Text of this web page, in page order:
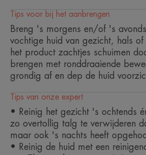
Met zijn zuiverende
dankzij het feit dat hij
wordt verdragen door
de ogen, is dit de
reinigende gel voor
acnegevoelige
Tips voor bij het aanbrengen
Breng 's morgens en/of 's
vochtige huid van gezicht, hals of
het product zachtjes schuimen
brengen met ronddraaiende
grondig af en dep de huid
Tips van onze expert
• Reinig het gezicht 's ochtends
zo overtollig talg te verwijderen
maar ook 's nachts heeft
• Reinig de huid met een